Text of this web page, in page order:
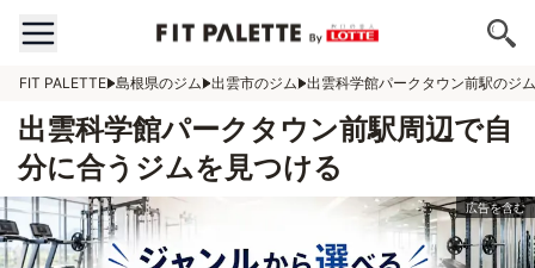
FIT PALETTE 島根県のジム 出雲市のジム 出雲科学館パークタウン前駅のジム
出雲科学館パークタウン前駅周辺で自
分に合うジムを見つける